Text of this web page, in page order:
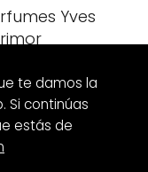
Yves
bajo: la opción
te damos la
Si continúas
estás de